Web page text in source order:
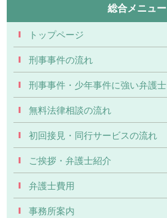
総合メニュー
トップページ
刑事事件の流れ
刑事事件・少年事件に強い弁護士
無料法律相談の流れ
初回接見・同行サービスの流れ
ご挨拶・弁護士紹介
弁護士費用
事務所案内